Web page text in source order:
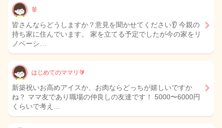
🐰
皆さんならどうしますか？意見を聞かせてください👂 今親の
持ち家に住んでいます。 家を立てる予定でしたが今の家をリ
ノベーシ…
はじめてのママリ🔰
新築祝いお高めアイスか、お肉ならどっちが嬉しいですか
ね？ ママ友であり職場の仲良しの友達です！ 5000〜6000円
くらいで考え…